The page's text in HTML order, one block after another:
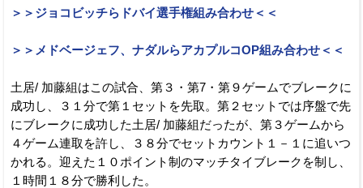
＞＞ジョコビッチらドバイ選手権組み合わせ＜＜
＞＞メドベージェフ、ナダルらアカプルコOP組み合わせ＜＜
土居/ 加藤組はこの試合、第３・第7・第９ゲームでブレークに
成功し、３１分で第１セットを先取。第２セットでは序盤で先
にブレークに成功した土居/ 加藤組だったが、第３ゲームから
４ゲーム連取を許し、３８分でセットカウント１－１に追いつ
かれる。迎えた１０ポイント制のマッチタイブレークを制し、
１時間１８分で勝利した。